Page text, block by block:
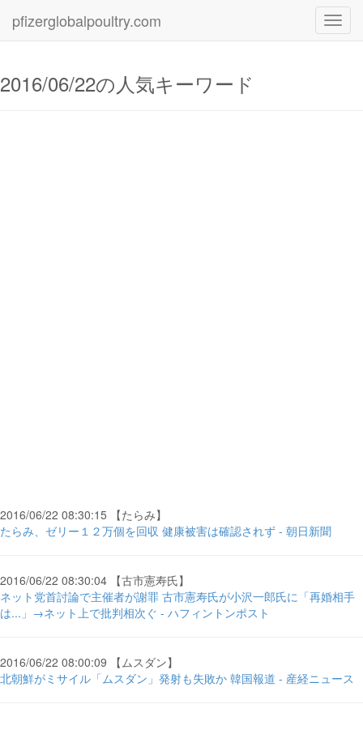
pfizerglobalpoultry.com
2016/06/22の人気キーワード
2016/06/22 08:30:15 【たらみ】
たらみ、ゼリー１２万個を回収 健康被害は確認されず - 朝日新聞
2016/06/22 08:30:04 【古市憲寿氏】
ネット党首討論で主催者が謝罪 古市憲寿氏が小沢一郎氏に「再婚相手
は...」→ネット上で批判相次ぐ - ハフィントンポスト
2016/06/22 08:00:09 【ムスダン】
北朝鮮がミサイル「ムスダン」発射も失敗か 韓国報道 - 産経ニュース